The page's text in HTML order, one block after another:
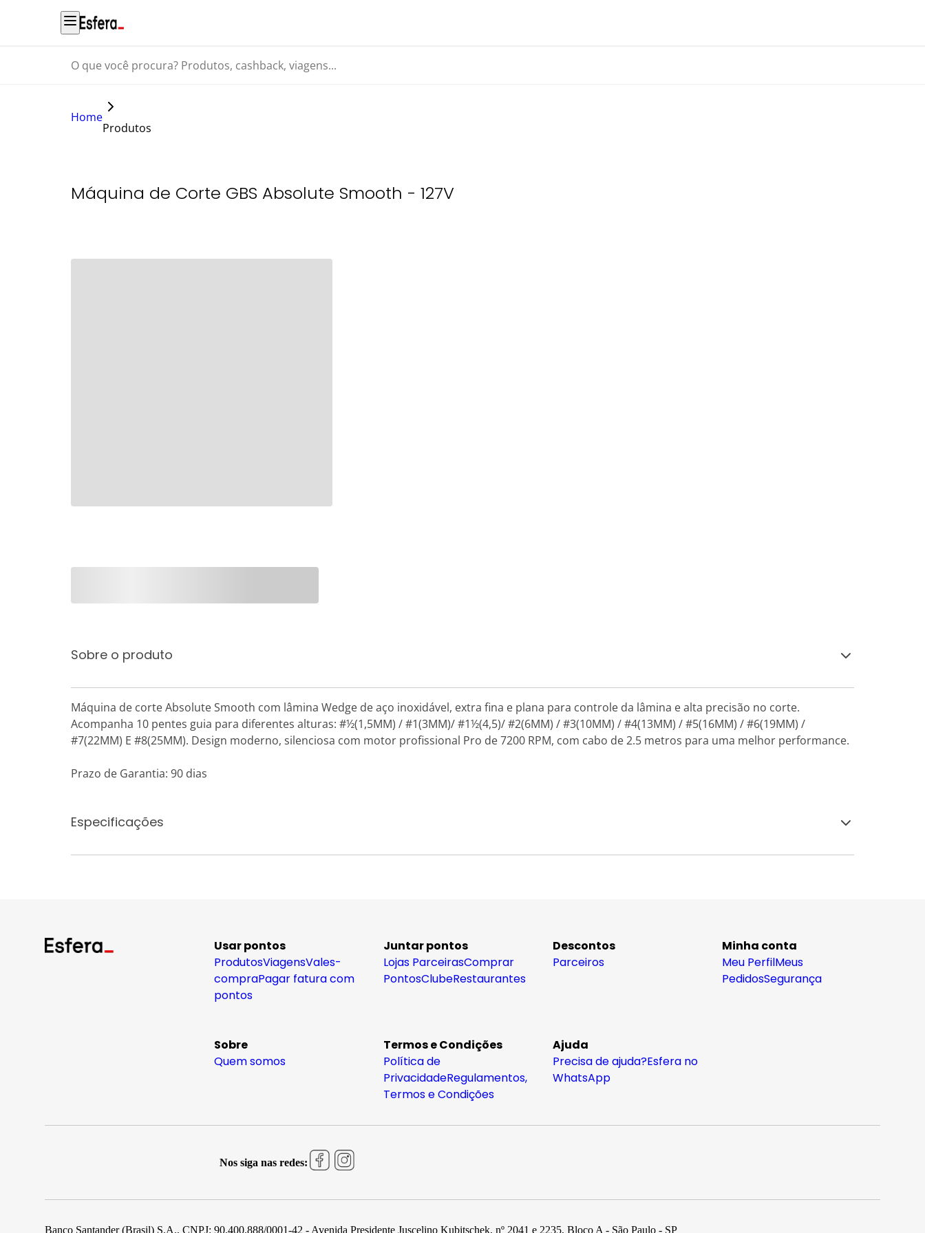
O que você procura? Produtos, cashback, viagens...
Home
Produtos
Máquina de Corte GBS Absolute Smooth - 127V
Sobre o produto
Máquina de corte Absolute Smooth com lâmina Wedge de aço inoxidável, extra fina e plana para controle da lâmina e alta precisão no corte.
Acompanha 10 pentes guia para diferentes alturas: #½(1,5MM) / #1(3MM)/ #1½(4,5)/ #2(6MM) / #3(10MM) / #4(13MM) / #5(16MM) / #6(19MM) /
#7(22MM) E #8(25MM). Design moderno, silenciosa com motor profissional Pro de 7200 RPM, com cabo de 2.5 metros para uma melhor performance.
Prazo de Garantia: 90 dias
Especificações
Usar pontos
ProdutosViagensVales-
compraPagar fatura com
pontos
Juntar pontos
Lojas ParceirasComprar
PontosClubeRestaurantes
Descontos
Parceiros
Minha conta
Meu PerfilMeus
PedidosSegurança
Sobre
Quem somos
Termos e Condições
Política de
PrivacidadeRegulamentos,
Termos e Condições
Ajuda
Precisa de ajuda?Esfera no
WhatsApp
Nos siga nas redes:
Banco Santander (Brasil) S.A., CNPJ: 90.400.888/0001-42 - Avenida Presidente Juscelino Kubitschek, nº 2041 e 2235, Bloco A - São Paulo - SP